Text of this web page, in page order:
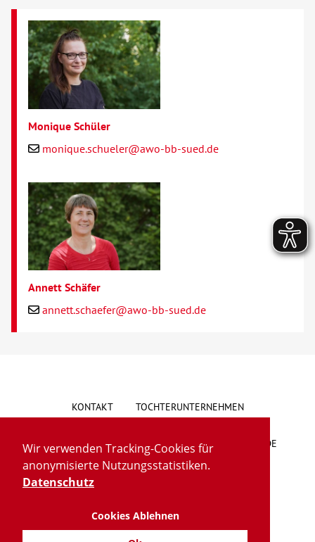
Wir verwenden Tracking-Cookies für
anonymisierte Nutzungsstatistiken.
Datenschutz
Cookies Ablehnen
Monique Schüler
monique.schueler@awo-bb-sued.de
Annett Schäfer
annett.schaefer@awo-bb-sued.de
KONTAKT TOCHTERUNTERNEHMEN
HINWEISGEBERSYSTEM VORSCHLAG/BESCHWERDE
LIEFERKETTENGESETZ
IMPRESSUM DATENSCHUTZ